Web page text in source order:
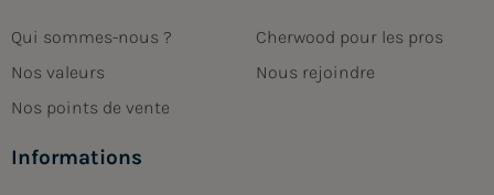
Qui sommes-nous ?
Nos valeurs
Nos points de vente
Cherwood pour les pros
Nous rejoindre
Informations